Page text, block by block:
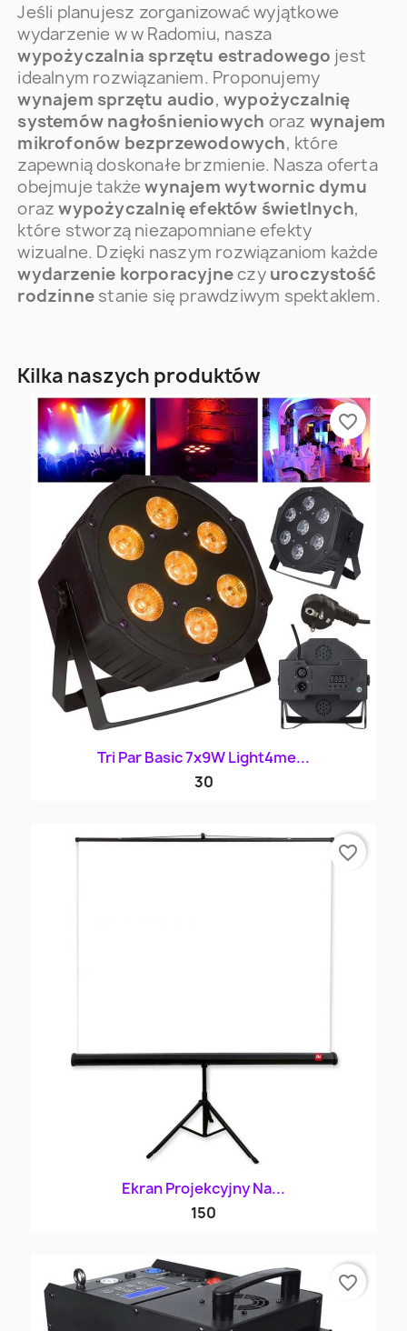
Jeśli planujesz zorganizować wyjątkowe
wydarzenie w w Radomiu, nasza
wypożyczalnia sprzętu estradowego jest
idealnym rozwiązaniem. Proponujemy
wynajem sprzętu audio,wypożyczalnię
systemów nagłośnieniowych oraz wynajem
mikrofonów bezprzewodowych, które
zapewnią doskonałe brzmienie. Nasza oferta
obejmuje takżewynajem wytwornic dymu
orazwypożyczalnię efektów świetlnych,
które stworzą niezapomniane efekty
wizualne. Dzięki naszym rozwiązaniom każde
wydarzenie korporacyjneczy uroczystość
rodzinne stanie się prawdziwym spektaklem.
Kilka naszych produktów
Tri Par Basic 7x9W Light4me...
30
favorite_border
Ekran Projekcyjny Na...
150
favorite_border
favorite_border